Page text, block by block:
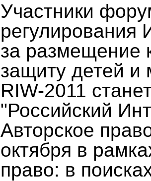
Участники
регулирования
за размещение
защиту детей и
RIW-2011
"Российский
Авторское
октября в
право: в